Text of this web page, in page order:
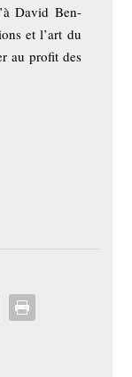
David Ben-
et l’art du
au profit des